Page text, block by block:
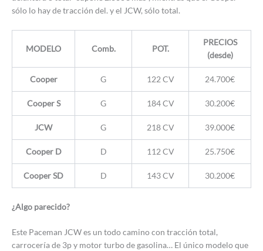
sólo lo hay de tracción del. y el JCW, sólo total.
MODELO Comb. POT.
PRECIOS
(desde)
Cooper G 122 CV 24.700€
Cooper S G 184 CV 30.200€
JCW G 218 CV 39.000€
Cooper D D 112 CV 25.750€
Cooper SD D 143 CV 30.200€
¿Algo parecido?
Este Paceman JCW es un todo camino con tracción total,
carrocería de 3p y motor turbo de gasolina… El único modelo que